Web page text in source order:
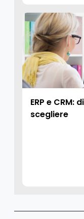
ERP e
scegliere